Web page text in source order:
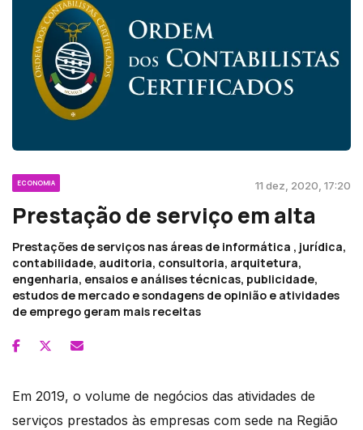
ECONOMIA 11 dez, 2020, 17:20
Prestação de serviço em alta
Prestações de serviços nas áreas de informática , jurídica,
contabilidade, auditoria, consultoria, arquitetura,
engenharia, ensaios e análises técnicas, publicidade,
estudos de mercado e sondagens de opinião e atividades
de emprego geram mais receitas
Em 2019, o volume de negócios das atividades de
serviços prestados às empresas com sede na Região